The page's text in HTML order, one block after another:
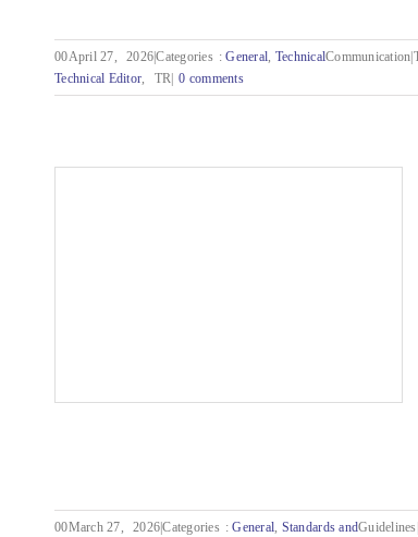
A profession with many names
00April 27, 2026|Categories : General, Technical
Technical Editor, TR| 0 comments
Relevant standards for software documentation
00March 27, 2026|Categories :General, Standards and